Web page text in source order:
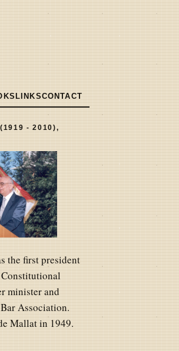
LINKSCONTACT
- 2010),
the first president
minister and
Association.
Mallat in 1949.